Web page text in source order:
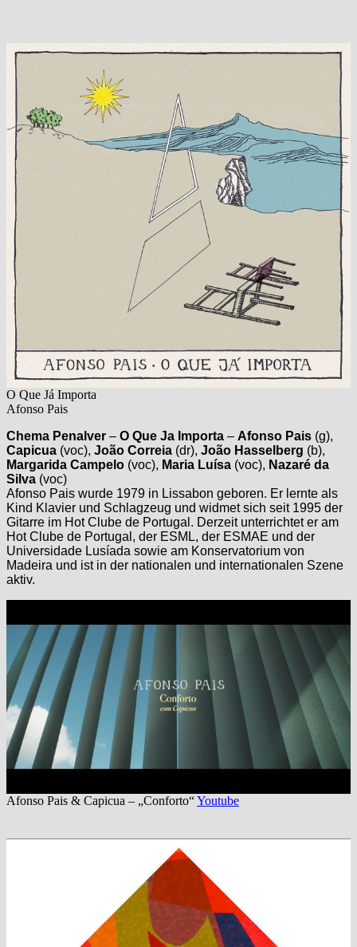
O Que Já Importa
Afonso Pais
Chema Penalver – O Que Ja Importa – Afonso Pais (g),
Capicua (voc), João Correia (dr), João Hasselberg (b),
Margarida Campelo (voc), Maria Luísa (voc), Nazaré da
Silva (voc)
Afonso Pais wurde 1979 in Lissabon geboren. Er lernte als
Kind Klavier und Schlagzeug und widmet sich seit 1995 der
Gitarre im Hot Clube de Portugal. Derzeit unterrichtet er am
Hot Clube de Portugal, der ESML, der ESMAE und der
Universidade Lusíada sowie am Konservatorium von
Madeira und ist in der nationalen und internationalen Szene
aktiv.
Afonso Pais & Capicua – „Conforto“Youtube